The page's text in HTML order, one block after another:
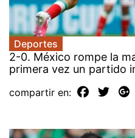
Deportes
2-0. México rompe la
primera vez un partido
compartir en: